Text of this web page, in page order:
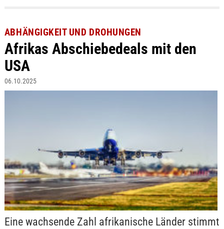
ABHÄNGIGKEIT UND DROHUNGEN
Afrikas Abschiebedeals mit den
USA
06.10.2025
Eine wachsende Zahl afrikanische Länder stimmt